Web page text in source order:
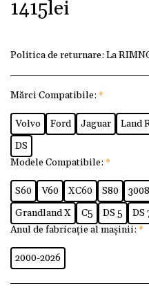
1415lei
Politica de returnare: La
Mărci Compatibile: *
Volvo Ford Jaguar Land
DS
Modele Compatibile: *
S60 V60 XC60 S80 3008
Grandland X
C5 DS 5 DS
Anul de fabricație al mașinii: *
2000-2026